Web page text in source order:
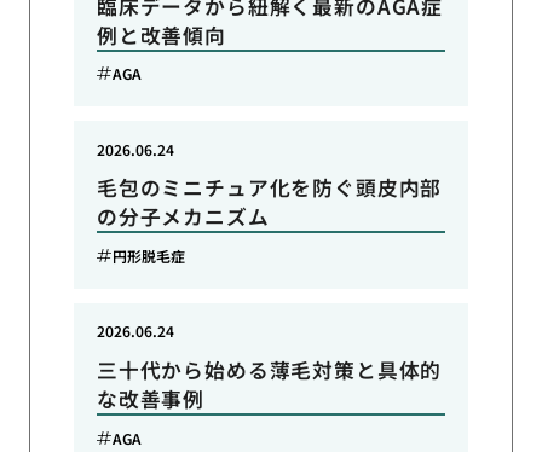
例と改善傾向
AGA
毛包のミニチュア化を防ぐ頭皮内部
の分子メカニズム
2026.06.24
円形脱毛症
三十代から始める薄毛対策と具体的
な改善事例
2026.06.24
AGA